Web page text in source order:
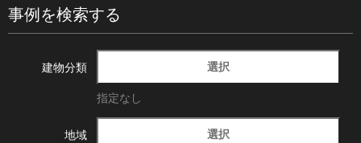
事例を検索する
建物分類 選択
指定なし
地域 選択